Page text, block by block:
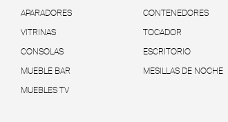
APARADORES
VITRINAS
CONSOLAS
MUEBLE BAR
MUEBLES TV
CONTENEDORES
TOCADOR
ESCRITORIO
MESILLAS DE NOCHE